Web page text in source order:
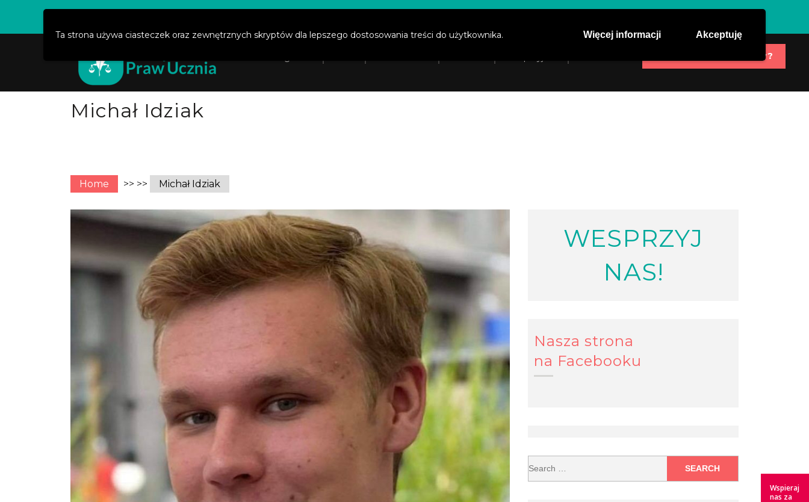
Ta strona używa ciasteczek oraz zewnętrznych skryptów dla lepszego dostosowania treści do użytkownika. Więcej informacji Akceptuję
Potrzebujesz pomocy?
Michał Idziak
Home >> >> Michał Idziak
WESPRZYJ
NAS!
Nasza strona
na Facebooku
Wspieraj
nas za